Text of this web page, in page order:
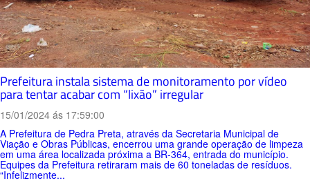
Prefeitura instala sistema de monitoramento por vídeo
para tentar acabar com “lixão” irregular
15/01/2024 ás 17:59:00
A Prefeitura de Pedra Preta, através da Secretaria Municipal de
Viação e Obras Públicas, encerrou uma grande operação de limpeza
em uma área localizada próxima a BR-364, entrada do município.
Equipes da Prefeitura retiraram mais de 60 toneladas de resíduos.
“Infelizmente...